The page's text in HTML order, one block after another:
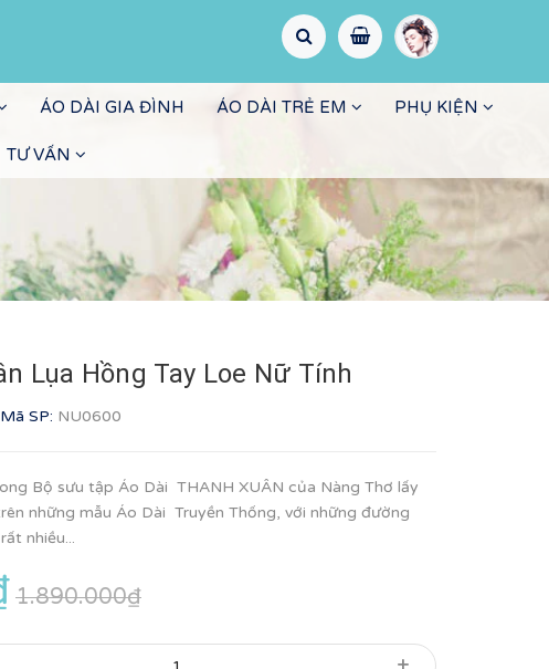
ÁO DÀI GIA ĐÌNH ÁO DÀI TRẺ EM PHỤ KIỆN
TƯ VẤN
Lụa Hồng Tay Loe Nữ Tính
Mã SP: NU0600
Bộ sưu tập Áo Dài THANH XUÂN của Nàng Thơ lấy
những mẫu Áo Dài Truyền Thống, với những đường
nhiều...
1.890.000₫